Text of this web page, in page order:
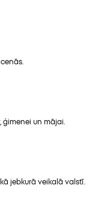
ģimenei un mājai.
jebkurā veikalā valstī.